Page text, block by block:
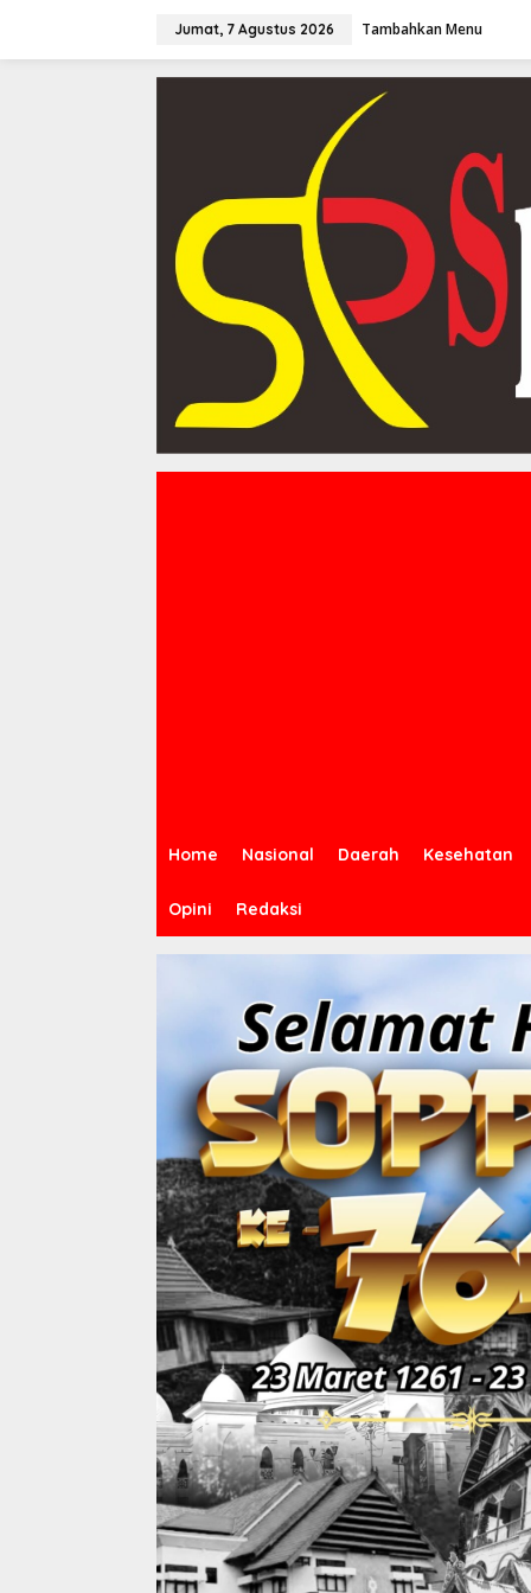
Jumat, 7 Agustus 2026 Tambahkan Menu
Home Nasional Daerah Kesehatan
Opini Redaksi